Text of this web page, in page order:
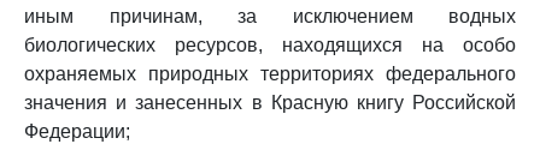
иным причинам, за исключением водных
биологических ресурсов, находящихся на особо
охраняемых природных территориях федерального
значения и занесенных в Красную книгу Российской
Федерации;